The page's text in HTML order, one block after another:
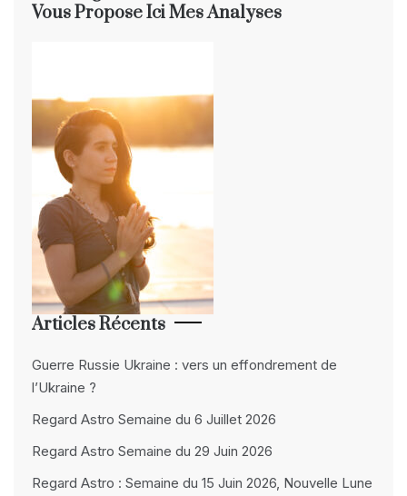
Vous Propose Ici Mes Analyses
Articles Récents
Guerre Russie Ukraine : vers un effondrement de
l’Ukraine ?
Regard Astro Semaine du 6 Juillet 2026
Regard Astro Semaine du 29 Juin 2026
Regard Astro : Semaine du 15 Juin 2026, Nouvelle Lune